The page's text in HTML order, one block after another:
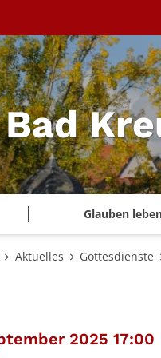
Bad
Glauben
Aktuelles Gottesdienste
2025 17:00